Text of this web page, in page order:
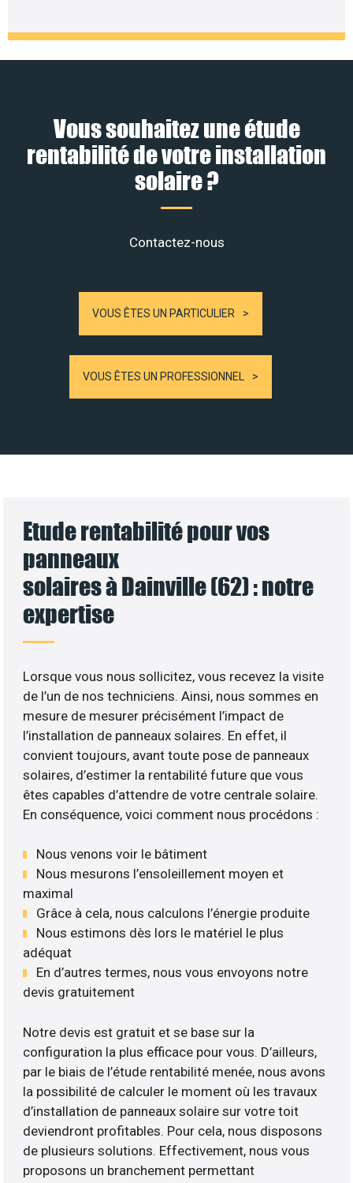
Vous souhaitez une étude
rentabilité de votre installation
solaire ?
Contactez-nous
VOUS ÊTES UN PARTICULIER
VOUS ÊTES UN PROFESSIONNEL
Etude rentabilité pour vos
panneaux
solaires à Dainville (62) : notre
expertise
Lorsque vous nous sollicitez, vous recevez la visite
de l’un de nos techniciens. Ainsi, nous sommes en
mesure de mesurer précisément l’impact de
l’installation de panneaux solaires. En effet, il
convient toujours, avant toute pose de panneaux
solaires, d’estimer la rentabilité future que vous
êtes capables d’attendre de votre centrale solaire.
En conséquence, voici comment nous procédons :
Nous venons voir le bâtiment
Nous mesurons l’ensoleillement moyen et
maximal
Grâce à cela, nous calculons l’énergie produite
Nous estimons dès lors le matériel le plus
adéquat
En d’autres termes, nous vous envoyons notre
devis gratuitement
Notre devis est gratuit et se base sur la
configuration la plus efficace pour vous. D’ailleurs,
par le biais de l’étude rentabilité menée, nous avons
la possibilité de calculer le moment où les travaux
d’installation de panneaux solaire sur votre toit
deviendront profitables. Pour cela, nous disposons
de plusieurs solutions. Effectivement, nous vous
proposons un branchement permettant